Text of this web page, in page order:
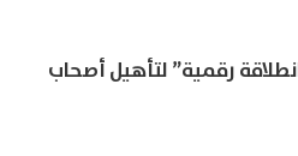
رقمية” لتأهيل أصحاب